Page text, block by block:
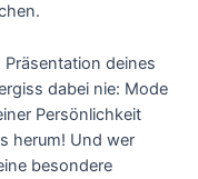
deines
dabei nie: Mode
Persönlichkeit
herum! Und wer
besondere